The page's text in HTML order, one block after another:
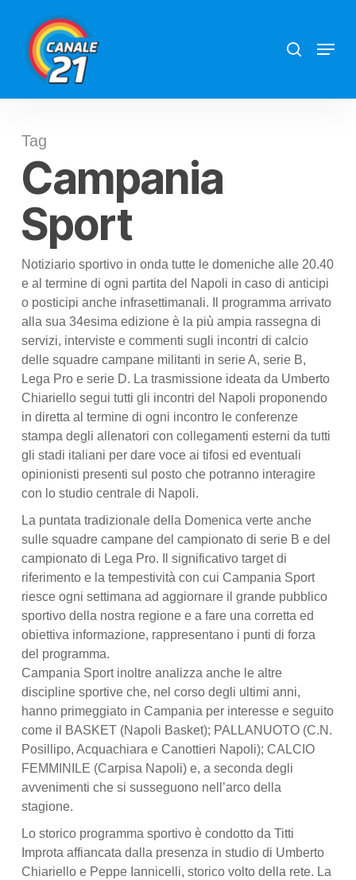
main
content
Menu
Tag
Campania
Sport
Notiziario sportivo in onda tutte le domeniche alle 20.40
e al termine di ogni partita del Napoli in caso di anticipi
o posticipi anche infrasettimanali. Il programma arrivato
alla sua 34esima edizione è la più ampia rassegna di
servizi, interviste e commenti sugli incontri di calcio
delle squadre campane militanti in serie A, serie B,
Lega Pro e serie D. La trasmissione ideata da Umberto
Chiariello segui tutti gli incontri del Napoli proponendo
in diretta al termine di ogni incontro le conferenze
stampa degli allenatori con collegamenti esterni da tutti
gli stadi italiani per dare voce ai tifosi ed eventuali
opinionisti presenti sul posto che potranno interagire
con lo studio centrale di Napoli.
La puntata tradizionale della Domenica verte anche
sulle squadre campane del campionato di serie B e del
campionato di Lega Pro. Il significativo target di
riferimento e la tempestività con cui Campania Sport
riesce ogni settimana ad aggiornare il grande pubblico
sportivo della nostra regione e a fare una corretta ed
obiettiva informazione, rappresentano i punti di forza
del programma.
Campania Sport inoltre analizza anche le altre
discipline sportive che, nel corso degli ultimi anni,
hanno primeggiato in Campania per interesse e seguito
come il BASKET (Napoli Basket); PALLANUOTO (C.N.
Posillipo, Acquachiara e Canottieri Napoli); CALCIO
FEMMINILE (Carpisa Napoli) e, a seconda degli
avvenimenti che si susseguono nell’arco della
stagione.
Lo storico programma sportivo è condotto da Titti
Improta affiancata dalla presenza in studio di Umberto
Chiariello e Peppe Iannicelli, storico volto della rete. La